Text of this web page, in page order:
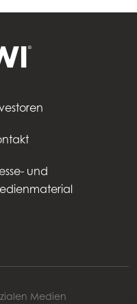
und
Medien